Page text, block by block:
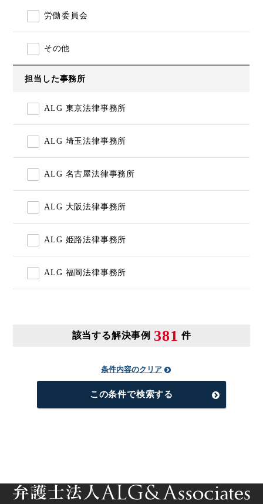
労働委員会
その他
担当した事務所
ALG 東京法律事務所
ALG 埼玉法律事務所
ALG 名古屋法律事務所
ALG 大阪法律事務所
ALG 姫路法律事務所
ALG 福岡法律事務所
該当する解決事例 381 件
条件内容のクリア
この条件で検索する